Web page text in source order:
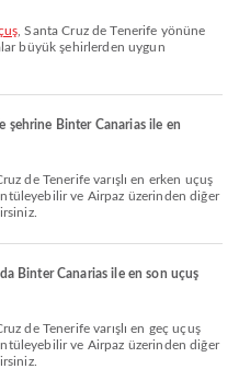
, Santa Cruz de Tenerife yönüne
büyük şehirlerden uygun
şehrine Binter Canarias ile en
ve Airpaz üzerinden diğer
Binter Canarias ile en son uçuş
ve Airpaz üzerinden diğer